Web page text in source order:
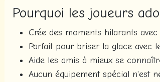
Pourquoi les joueurs
Crée des moments hilarants
Parfait pour briser la glace avec
Aide les amis à mieux se
Aucun équipement spécial n'est